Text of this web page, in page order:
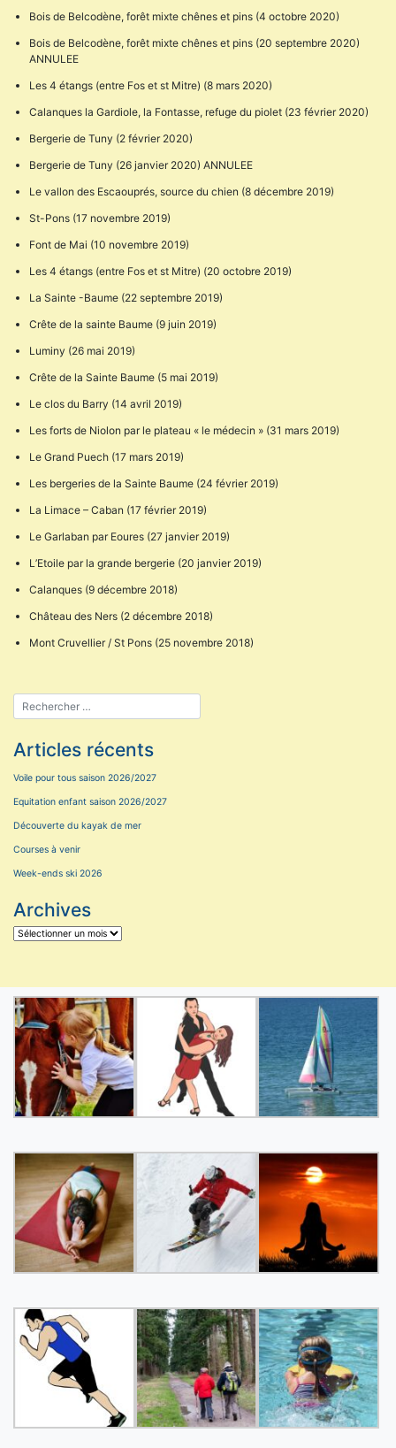
Bois de Belcodène, forêt mixte chênes et pins (4 octobre 2020)
Bois de Belcodène, forêt mixte chênes et pins (20 septembre 2020)
ANNULEE
Les 4 étangs (entre Fos et st Mitre) (8 mars 2020)
Calanques la Gardiole, la Fontasse, refuge du piolet (23 février 2020)
Bergerie de Tuny (2 février 2020)
Bergerie de Tuny (26 janvier 2020) ANNULEE
Le vallon des Escaouprés, source du chien (8 décembre 2019)
St-Pons (17 novembre 2019)
Font de Mai (10 novembre 2019)
Les 4 étangs (entre Fos et st Mitre) (20 octobre 2019)
La Sainte -Baume (22 septembre 2019)
Crête de la sainte Baume (9 juin 2019)
Luminy (26 mai 2019)
Crête de la Sainte Baume (5 mai 2019)
Le clos du Barry (14 avril 2019)
Les forts de Niolon par le plateau « le médecin » (31 mars 2019)
Le Grand Puech (17 mars 2019)
Les bergeries de la Sainte Baume (24 février 2019)
La Limace – Caban (17 février 2019)
Le Garlaban par Eoures (27 janvier 2019)
L’Etoile par la grande bergerie (20 janvier 2019)
Calanques (9 décembre 2018)
Château des Ners (2 décembre 2018)
Mont Cruvellier / St Pons (25 novembre 2018)
Articles récents
Voile pour tous saison 2026/2027
Equitation enfant saison 2026/2027
Découverte du kayak de mer
Courses à venir
Week-ends ski 2026
Archives
Archives